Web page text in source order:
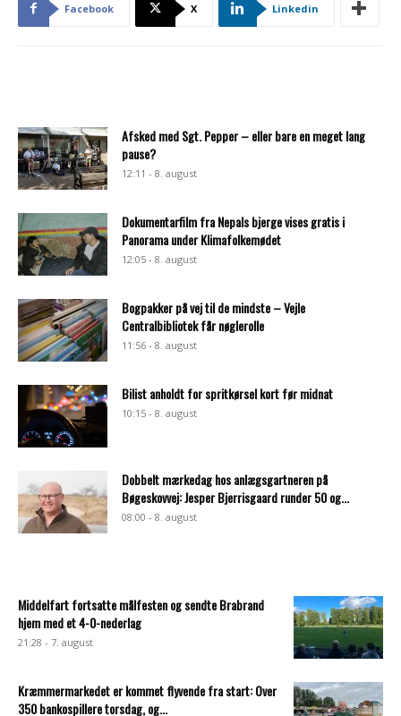
Facebook X Linkedin
Afsked med Sgt. Pepper – eller bare en meget lang
pause?
12:11 - 8. august
Dokumentarfilm fra Nepals bjerge vises gratis i
Panorama under Klimafolkemødet
12:05 - 8. august
Bogpakker på vej til de mindste – Vejle
Centralbibliotek får nøglerolle
11:56 - 8. august
Bilist anholdt for spritkørsel kort før midnat
10:15 - 8. august
Dobbelt mærkedag hos anlægsgartneren på
Bøgeskovvej: Jesper Bjerrisgaard runder 50 og...
08:00 - 8. august
Middelfart fortsatte målfesten og sendte Brabrand
hjem med et 4-0-nederlag
21:28 - 7. august
Kræmmermarkedet er kommet flyvende fra start: Over
350 bankospillere torsdag, og...